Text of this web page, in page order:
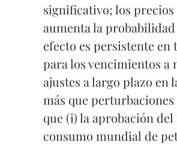
significativo; los
aumenta la probabilidad
efecto es persistente
para los vencimientos a
ajustes a largo plazo en
más que
que (i) la aprobación
consumo mundial de